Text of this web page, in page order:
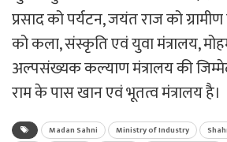
प्रसाद को पर्यटन, जयंत राज को
को कला, संस्कृति एवं युवा मंत्रालय,
अल्पसंख्यक कल्याण मंत्रालय की
राम के पास खान एवं भूतत्व मंत्रालय है।
Madan Sahni Ministry of Industry